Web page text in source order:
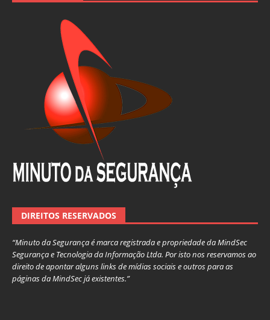
DIREITOS RESERVADOS
“Minuto da Segurança é marca registrada e propriedade da MindSec
Segurança e Tecnologia da Informação Ltda. Por isto nos reservamos ao
direito de apontar alguns links de mídias sociais e outros para as
páginas da MindSec já existentes.”